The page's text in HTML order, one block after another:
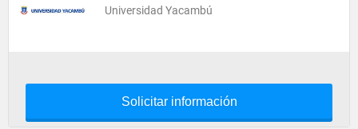
Universidad Yacambú
Solicitar información